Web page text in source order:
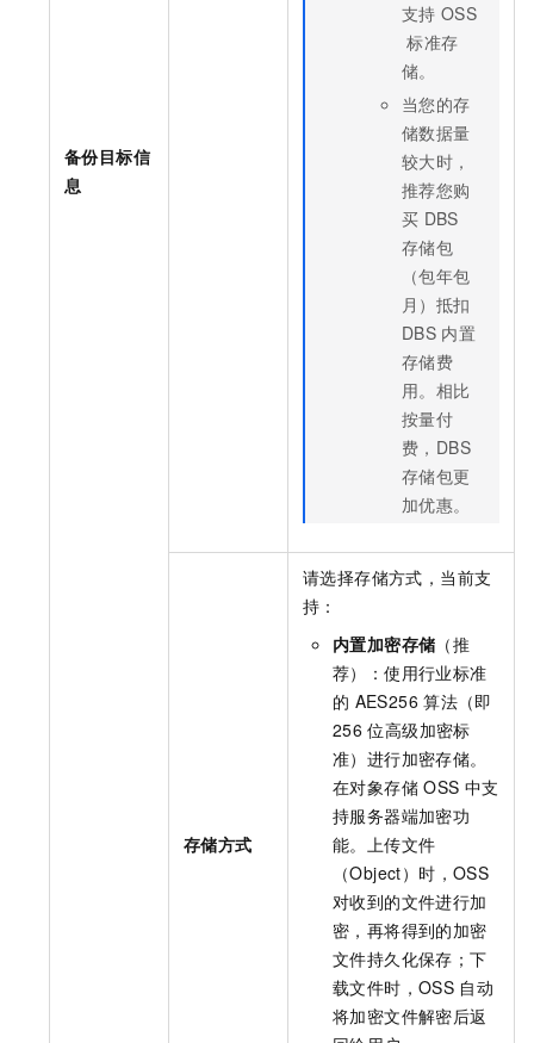
备份目标信
息
支持 OSS
标准存
储。
当您的存
储数据量
较大时，
推荐您购
买 DBS
存储包
（包年包
月）抵扣
DBS 内置
存储费
用。相比
按量付
费，DBS
存储包更
加优惠。
存储方式
请选择存储方式，当前支
持：
内置加密存储 （推
荐）：使用行业标准
的 AES256 算法（即
256 位高级加密标
准）进行加密存储。
在对象存储 OSS 中支
持服务器端加密功
能。上传文件
（Object）时，OSS
对收到的文件进行加
密，再将得到的加密
文件持久化保存；下
载文件时，OSS 自动
将加密文件解密后返